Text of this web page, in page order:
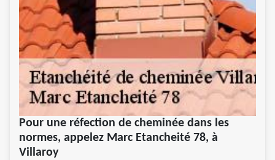
Pour une réfection de cheminée dans les
normes, appelez Marc Etancheité 78, à
Villaroy